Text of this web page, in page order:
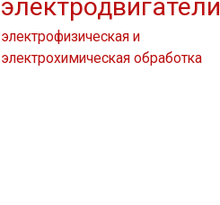
электродвигатели
электрофизическая и
электрохимическая обработка